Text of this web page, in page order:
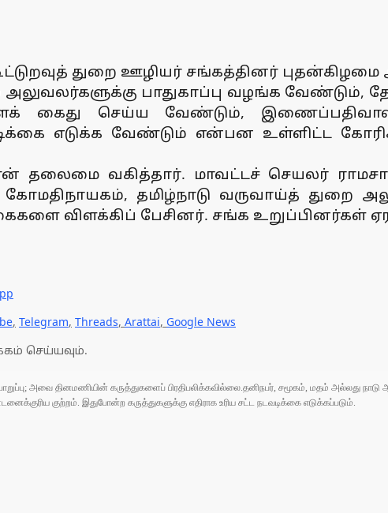
துறை ஊழியர் சங்கத்தினர் புதன்கிழமை
அலுவலர்களுக்கு பாதுகாப்பு வழங்க வேண்டும்,
கைது செய்ய வேண்டும்,
எடுக்க வேண்டும் என்பன உள்ளிட்ட
வகித்தார். மாவட்டச் செயலர்
தமிழ்நாடு வருவாய்த் துறை
விளக்கிப் பேசினர். சங்க
, Telegram, Threads, Arattai, Google News
செய்யவும்.
அவை தினமணியின் கருத்துகளைப் பிரதிபலிக்கவில்லை.தனிநபர், சமூகம், மதம் அல்லது
குற்றம். இதுபோன்ற கருத்துகளுக்கு எதிராக உரிய சட்ட நடவடிக்கை எடுக்கப்படும்.